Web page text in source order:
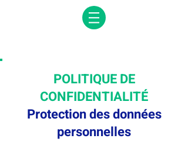
POLITIQUE DE
CONFIDENTIALITÉ
Protection des données
personnelles